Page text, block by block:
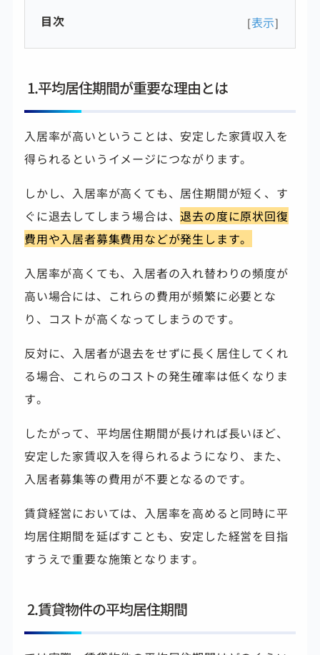
目次 [表示]
1.平均居住期間が重要な理由とは
入居率が高いということは、安定した家賃収入を
得られるというイメージにつながります。
しかし、入居率が高くても、居住期間が短く、す
ぐに退去してしまう場合は、退去の度に原状回復
費用や入居者募集費用などが発生します。
入居率が高くても、入居者の入れ替わりの頻度が
高い場合には、これらの費用が頻繁に必要とな
り、コストが高くなってしまうのです。
反対に、入居者が退去をせずに長く居住してくれ
る場合、これらのコストの発生確率は低くなりま
す。
したがって、平均居住期間が長ければ長いほど、
安定した家賃収入を得られるようになり、また、
入居者募集等の費用が不要となるのです。
賃貸経営においては、入居率を高めると同時に平
均居住期間を延ばすことも、安定した経営を目指
すうえで重要な施策となります。
2.賃貸物件の平均居住期間